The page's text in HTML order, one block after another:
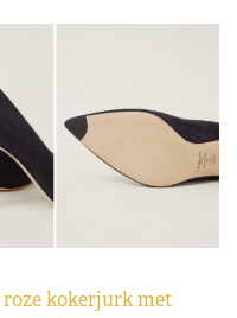
roze kokerjurk met